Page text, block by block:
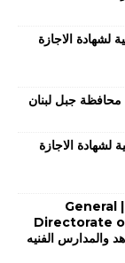
لشهادة الاجازة
جبل لبنان
لشهادة الاجازة
اجتماع في المديرية العامة للتعليم المهني و التقني | General
Directorate
والمدارس الفنيه